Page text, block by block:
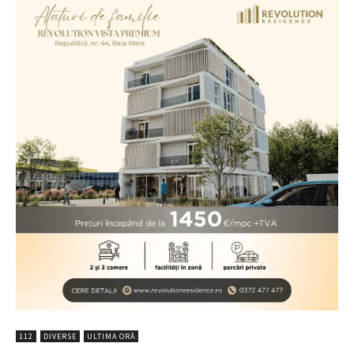
112 DIVERSE ULTIMA ORĂ